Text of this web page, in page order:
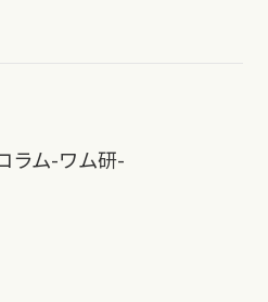
ラム-ワム研-